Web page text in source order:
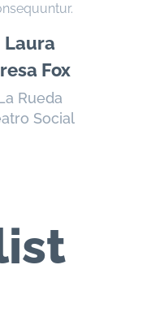
Laura
Fox
Rueda
Social